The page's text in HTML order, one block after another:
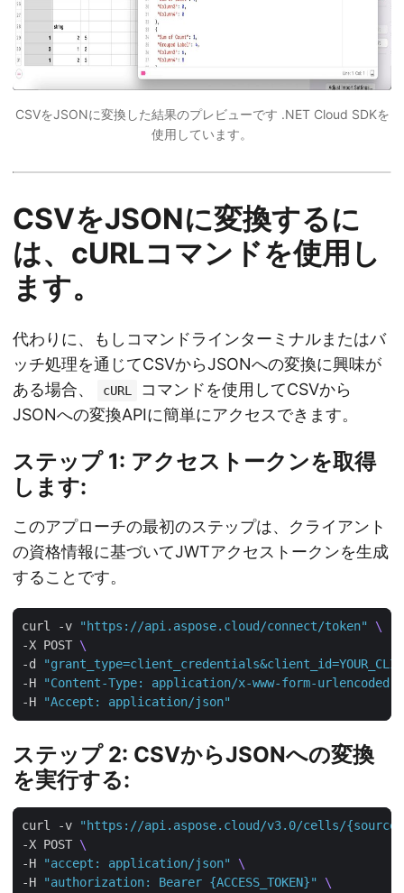
CSVをJSONに変換した結果のプレビューです .NET Cloud SDKを
使用しています。
CSVをJSONに変換するに
は、cURLコマンドを使用し
ます。
代わりに、もしコマンドラインターミナルまたはバ
ッチ処理を通じてCSVからJSONへの変換に興味が
ある場合、
cURL
コマンドを使用してCSVから
JSONへの変換APIに簡単にアクセスできます。
ステップ 1: アクセストークンを取得
します:
このアプローチの最初のステップは、クライアント
の資格情報に基づいてJWTアクセストークンを生成
することです。
curl -v "https://api.aspose.cloud/connect/token"
-X POST
-d
-H
"Content-Type: application/x-www-form-urlencoded"
-H
"Accept: application/json"
ステップ 2: CSVからJSONへの変換
を実行する:
curl -v
"https://api.aspose.cloud/v3.0/cells/
-X POST
-H
"accept: application/json"
-H
"authorization: Bearer {ACCESS_TOKEN}"